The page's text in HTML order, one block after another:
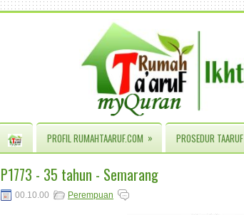
PROFIL RUMAHTAARUF.COM » PROSEDUR TAARUF
P1773 - 35 tahun - Semarang
00.10.00 Perempuan